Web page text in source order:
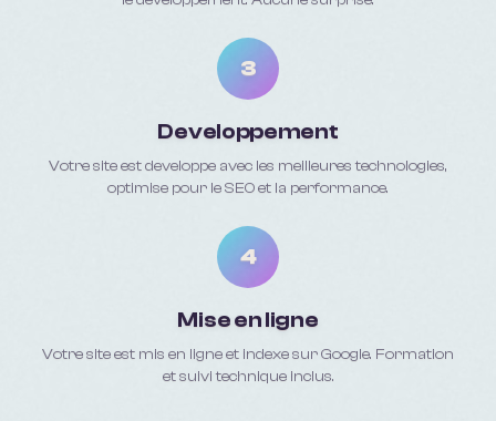
3
Developpement
Votre site est developpe avec les meilleures technologies,
optimise pour le SEO et la performance.
4
Mise en ligne
Votre site est mis en ligne et indexe sur Google. Formation
et suivi technique inclus.